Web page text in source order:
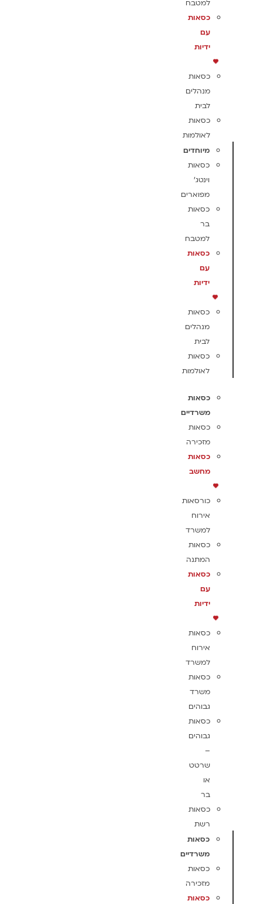
למטבח
כסאות
עם
ידיות
כסאות
מנהלים
לבית
כסאות
לאולמות
מיוחדים
כסאות
וינטג'
מפוארים
כסאות
בר
למטבח
כסאות
עם
ידיות
כסאות
מנהלים
לבית
כסאות
לאולמות
כסאות
משרדיים
כסאות
מזכירה
כסאות
מחשב
כורסאות
אירוח
למשרד
כסאות
המתנה
כסאות
עם
ידיות
כסאות
אירוח
למשרד
כסאות
משרד
גבוהים
כסאות
גבוהים
–
שרטט
או
בר
כסאות
רשת
כסאות
משרדיים
כסאות
מזכירה
כסאות